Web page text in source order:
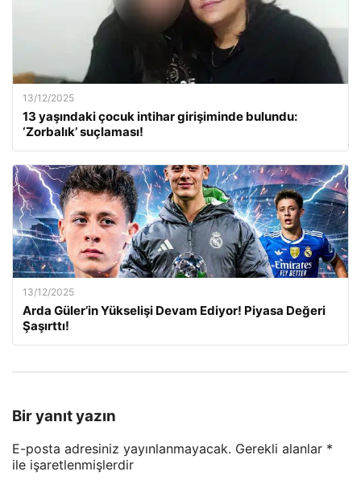
13/12/2025
13 yaşındaki çocuk intihar girişiminde bulundu:
‘Zorbalık’ suçlaması!
13/12/2025
Arda Güler’in Yükselişi Devam Ediyor! Piyasa Değeri
Şaşırttı!
Bir yanıt yazın
E-posta adresiniz yayınlanmayacak. Gerekli alanlar *
ile işaretlenmişlerdir